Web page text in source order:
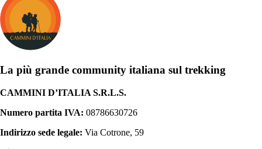
La più grande community italiana sul trekking
CAMMINI D’ITALIA S.R.L.S.
Numero partita IVA: 08786630726
Indirizzo sede legale: Via Cotrone, 59